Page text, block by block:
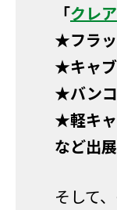
「クレア
★フラ
★キャ
★バン
★軽キ
など出
そして